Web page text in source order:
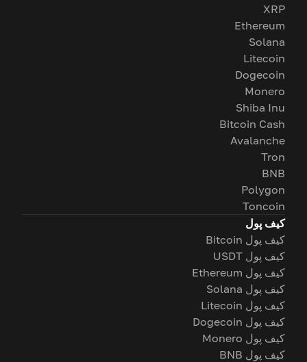
XRP
Ethereum
Solana
Litecoin
Dogecoin
Monero
Shiba Inu
Bitcoin Cash
Avalanche
Tron
BNB
Polygon
Toncoin
کیف پول
کیف پول Bitcoin
کیف پول USDT
کیف پول Ethereum
کیف پول Solana
کیف پول Litecoin
کیف پول Dogecoin
کیف پول Monero
کیف پول BNB